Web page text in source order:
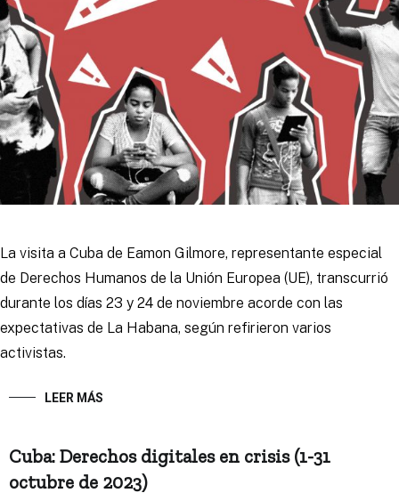
La visita a Cuba de Eamon Gilmore, representante especial
de Derechos Humanos de la Unión Europea (UE), transcurrió
durante los días 23 y 24 de noviembre acorde con las
expectativas de La Habana, según refirieron varios
activistas.
LEER MÁS
Cuba: Derechos digitales en crisis (1-31
octubre de 2023)